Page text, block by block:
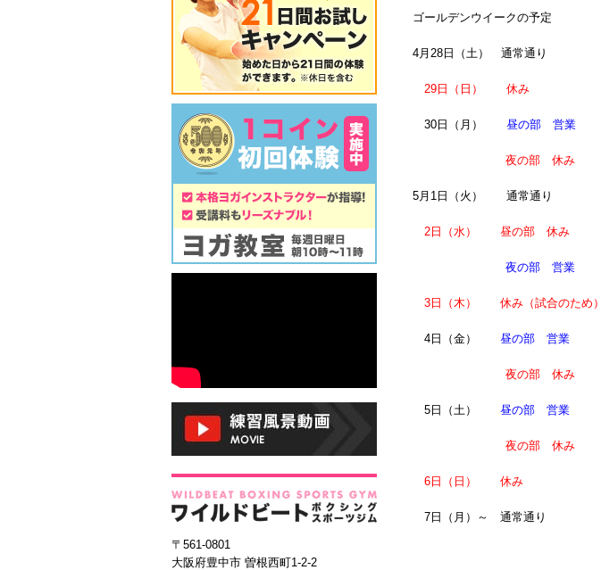
ゴールデンウイークの予定
4月28日（土） 通常通り
29日（日） 休み
30日（月） 昼の部 営業
夜の部 休み
5月1日（火） 通常通り
2日（水） 昼の部 休み
夜の部 営業
3日（木） 休み（試合のため）
4日（金） 昼の部 営業
夜の部 休み
5日（土） 昼の部 営業
夜の部 休み
6日（日） 休み
7日（月）～ 通常通り
〒561-0801
大阪府豊中市 曽根西町1-2-2